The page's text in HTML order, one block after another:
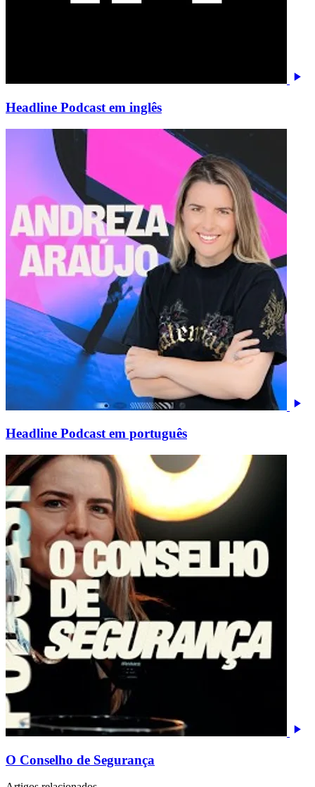
Headline Podcast em inglês
Headline Podcast em português
O Conselho de Segurança